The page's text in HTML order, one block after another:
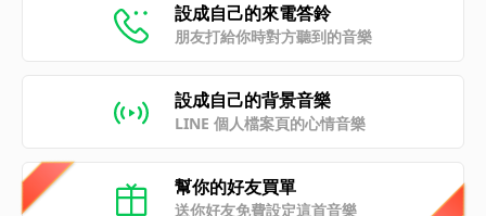
設成自己的來電答鈴
朋友打給你時對方聽到的音樂
設成自己的背景音樂
LINE 個人檔案頁的心情音樂
幫你的好友買單
送你好友免費設定這首音樂